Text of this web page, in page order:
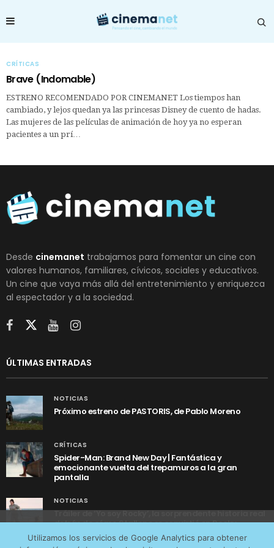
CRÍTICAS
Brave (Indomable)
ESTRENO RECOMENDADO POR CINEMANET Los tiempos han
cambiado, y lejos quedan ya las princesas Disney de cuento de hadas.
Las mujeres de las películas de animación de hoy ya no esperan
pacientes a un prí…
Desde cinemanet trabajamos para fomentar un cine con
valores humanos, familiares, cívicos, sociales y educativos.
Un cine que vaya más allá del entretenimiento y enriquezca
al espectador y a la sociedad.
ÚLTIMAS ENTRADAS
NOTICIAS
Próximo estreno de PASTORIS, de Pablo Moreno
CRÍTICAS
Spider-Man: Brand New Day | Fantástica y
emocionante vuelta del trepamuros a la gran
pantalla
NOTICIAS
Tráiler de ‘Yo soy Rocky’, la sorprendente historia real
detrás de cómo Stallone se convirtió en Rocky
Utilizamos los servicios de Google Analytics para obtener
tráfico web que recibimos y conocer los servicios que